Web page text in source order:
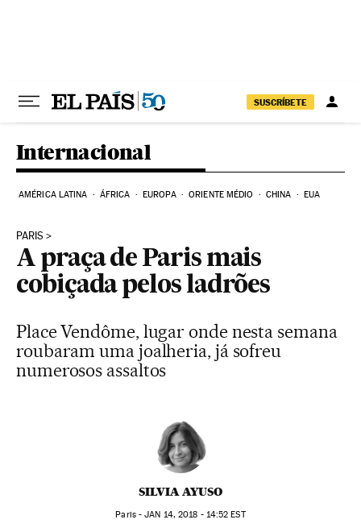
SUSCRÍBETE
Internacional
AMÉRICA LATINA ÁFRICA EUROPA ORIENTE MÉDIO CHINA EUA
PARIS
A praça de Paris mais
cobiçada pelos ladrões
Place Vendôme, lugar onde nesta semana
roubaram uma joalheria, já sofreu
numerosos assaltos
SILVIA AYUSO
Paris -JAN 14, 2018 - 14:52 EST